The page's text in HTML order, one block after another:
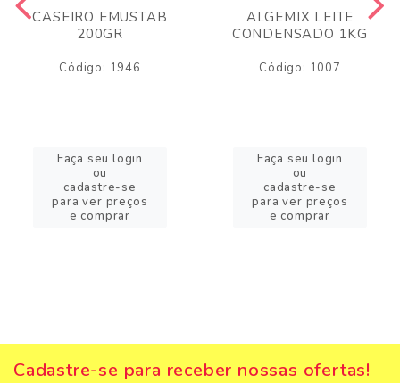
CASEIRO EMUSTAB
200GR
Código: 1946
Faça seu login
ou
cadastre-se
para ver preços
e comprar
ALGEMIX LEITE
CONDENSADO 1KG
Código: 1007
Faça seu login
ou
cadastre-se
para ver preços
e comprar
Cadastre-se para receber nossas ofertas!